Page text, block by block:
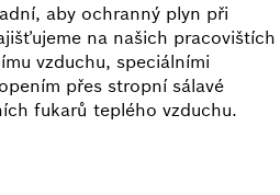
aby ochranný plyn při
na našich pracovištích
vzduchu, speciálními
přes stropní sálavé
fukarů teplého vzduchu.